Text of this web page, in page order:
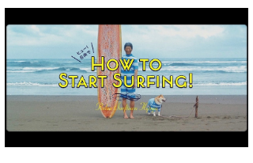
WAVE HUNTER 波予想ツール
ニュース
サーフィンエリアガイド
会員メニュー
アート＆エンタメ
コラム
トラベル
ショップ情報